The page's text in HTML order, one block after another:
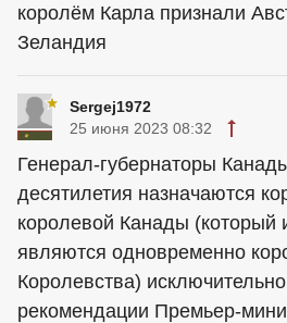
королём Карла признали
Зеландия
Sergej1972
25 июня 2023 08:32
Генерал-губернаторы
десятилетия назначаются
королевой Канады (который
являются одновременно
Королевства)
рекомендации Премьер-